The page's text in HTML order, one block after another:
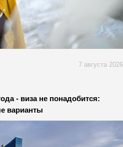
7 августа 2026
- виза не понадобится:
варианты